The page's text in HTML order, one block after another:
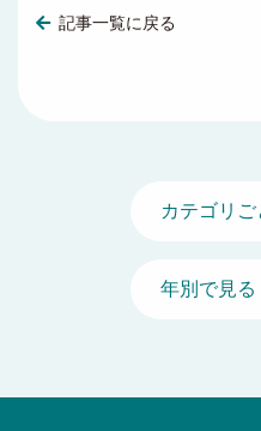
記事一覧に戻る